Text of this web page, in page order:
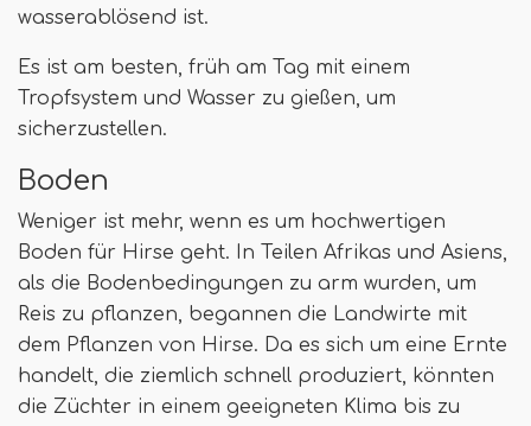
wasserablösend ist.
Es ist am besten, früh am Tag mit einem
Tropfsystem und Wasser zu gießen, um
sicherzustellen.
Boden
Weniger ist mehr, wenn es um hochwertigen
Boden für Hirse geht. In Teilen Afrikas und Asiens,
als die Bodenbedingungen zu arm wurden, um
Reis zu pflanzen, begannen die Landwirte mit
dem Pflanzen von Hirse. Da es sich um eine Ernte
handelt, die ziemlich schnell produziert, könnten
die Züchter in einem geeigneten Klima bis zu